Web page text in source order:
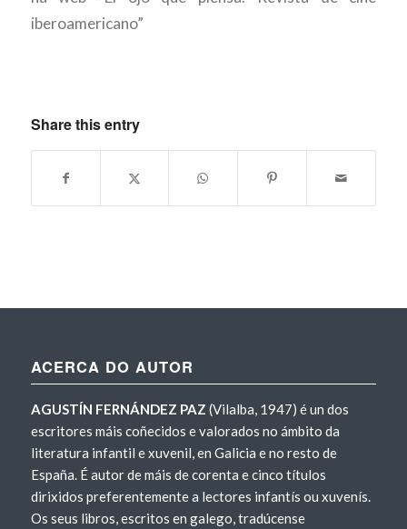
iberoamericano”
Share this entry
ACERCA DO AUTOR
AGUSTÍN FERNÁNDEZ PAZ (Vilalba, 1947) é un dos
escritores máis coñecidos e valorados no ámbito da
literatura infantil e xuvenil, en Galicia e no resto de
España. É autor de máis de corenta e cinco títulos
dirixidos preferentemente a lectores infantís ou xuvenís.
Os seus libros, escritos en galego, tradúcense